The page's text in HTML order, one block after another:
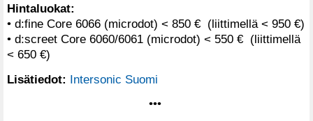
Hintaluokat:
• d:fine Core 6066 (microdot) < 850 € (liittimellä < 950 €)
• d:screet Core 6060/6061 (microdot) < 550 € (liittimellä
< 650 €)
Lisätiedot: Intersonic Suomi
•••